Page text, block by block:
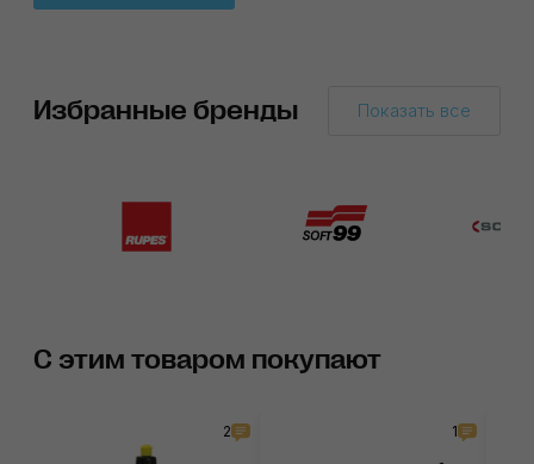
Избранные бренды Показать все
С этим товаром покупают
2 1